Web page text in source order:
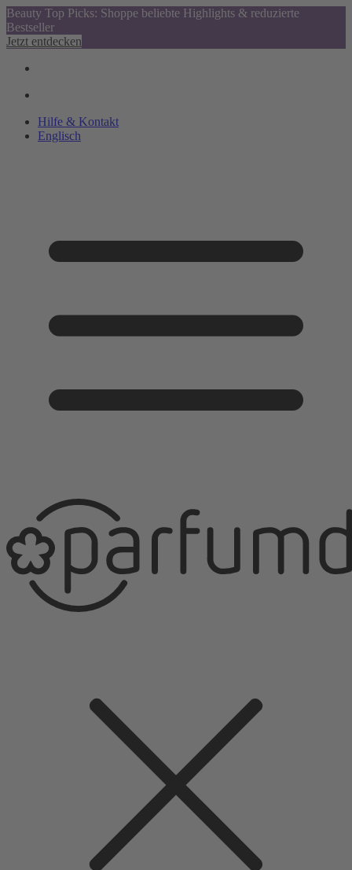
Beauty Top Picks: Shoppe beliebte Highlights & reduzierte
Bestseller
Jetzt entdecken
Hilfe & Kontakt
Englisch